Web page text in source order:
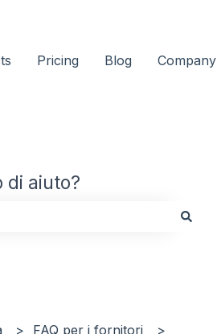
per le traduzioni
Pricing Blog Company
di aiuto?
FAQ per i fornitori